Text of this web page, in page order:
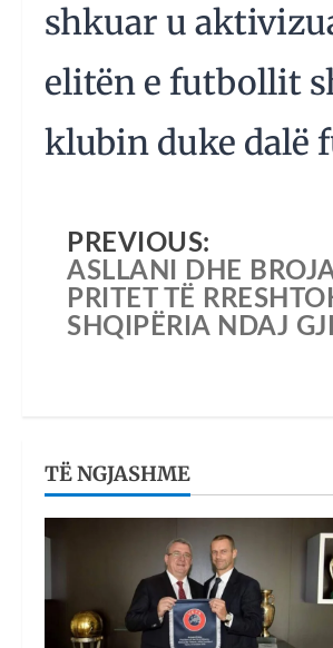
shkuar u
elitën e futbollit
klubin duke dalë
PREVIOUS:
ASLLANI DHE
PRITET TË
SHQIPËRIA NDAJ
TË NGJASHME